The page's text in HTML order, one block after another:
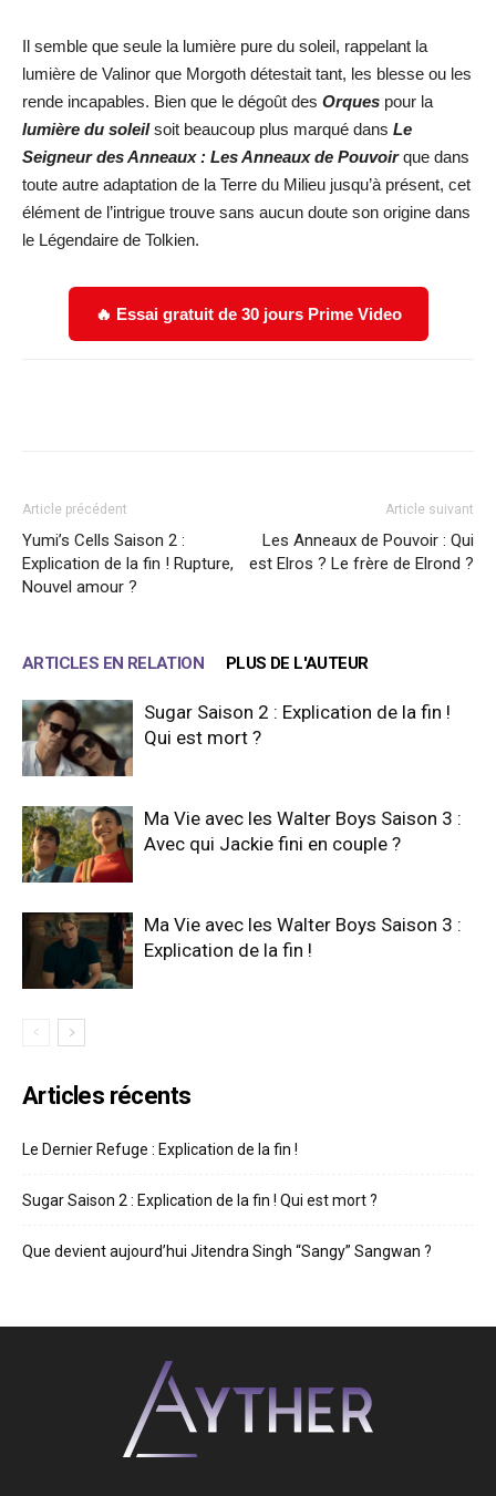
Il semble que seule la lumière pure du soleil, rappelant la
lumière de Valinor que Morgoth détestait tant, les blesse ou les
rende incapables. Bien que le dégoût des Orques pour la
lumière du soleilsoit beaucoup plus marqué dans Le
Seigneur des Anneaux : Les Anneaux de Pouvoirque dans
toute autre adaptation de la Terre du Milieu jusqu’à présent, cet
élément de l’intrigue trouve sans aucun doute son origine dans
le Légendaire de Tolkien.
🔥 Essai gratuit de 30 jours Prime Video
Article précédent
Yumi’s Cells Saison 2 :
Explication de la fin ! Rupture,
Nouvel amour ?
Article suivant
Les Anneaux de Pouvoir : Qui
est Elros ? Le frère de Elrond ?
ARTICLES EN RELATION PLUS DE L'AUTEUR
Sugar Saison 2 : Explication de la fin !
Qui est mort ?
Ma Vie avec les Walter Boys Saison 3 :
Avec qui Jackie fini en couple ?
Ma Vie avec les Walter Boys Saison 3 :
Explication de la fin !
Articles récents
Le Dernier Refuge : Explication de la fin !
Sugar Saison 2 : Explication de la fin ! Qui est mort ?
Que devient aujourd’hui Jitendra Singh “Sangy” Sangwan ?